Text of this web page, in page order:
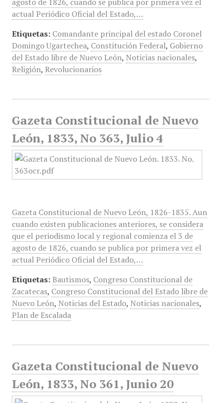
actual Periódico Oficial del Estado,…
Etiquetas: Comandante principal del estado Coronel
Domingo Ugartechea, Constitución Federal, Gobierno
del Estado libre de Nuevo León, Noticias nacionales,
Religión, Revolucionarios
Gazeta Constitucional de Nuevo
León, 1833, No 363, Julio 4
Gazeta Constitucional de Nuevo León, 1826-1835. Aun
cuando existen publicaciones anteriores, se considera
que el periodismo local y regional comienza el 3 de
agosto de 1826, cuando se publica por primera vez el
actual Periódico Oficial del Estado,…
Etiquetas: Bautismos, Congreso Constitucional de
Zacatecas, Congreso Constitucional del Estado libre de
Nuevo León, Noticias del Estado, Noticias nacionales,
Plan de Escalada
Gazeta Constitucional de Nuevo
León, 1833, No 361, Junio 20